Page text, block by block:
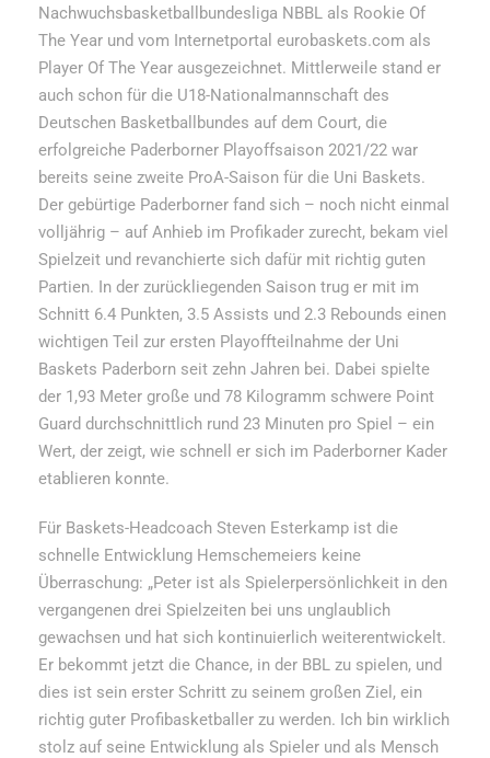
Nachwuchsbasketballbundesliga NBBL als Rookie Of
The Year und vom Internetportal eurobaskets.com als
Player Of The Year ausgezeichnet. Mittlerweile stand er
auch schon für die U18-Nationalmannschaft des
Deutschen Basketballbundes auf dem Court, die
erfolgreiche Paderborner Playoffsaison 2021/22 war
bereits seine zweite ProA-Saison für die Uni Baskets.
Der gebürtige Paderborner fand sich – noch nicht einmal
volljährig – auf Anhieb im Profikader zurecht, bekam viel
Spielzeit und revanchierte sich dafür mit richtig guten
Partien. In der zurückliegenden Saison trug er mit im
Schnitt 6.4 Punkten, 3.5 Assists und 2.3 Rebounds einen
wichtigen Teil zur ersten Playoffteilnahme der Uni
Baskets Paderborn seit zehn Jahren bei. Dabei spielte
der 1,93 Meter große und 78 Kilogramm schwere Point
Guard durchschnittlich rund 23 Minuten pro Spiel – ein
Wert, der zeigt, wie schnell er sich im Paderborner Kader
etablieren konnte.
Für Baskets-Headcoach Steven Esterkamp ist die
schnelle Entwicklung Hemschemeiers keine
Überraschung: „Peter ist als Spielerpersönlichkeit in den
vergangenen drei Spielzeiten bei uns unglaublich
gewachsen und hat sich kontinuierlich weiterentwickelt.
Er bekommt jetzt die Chance, in der BBL zu spielen, und
dies ist sein erster Schritt zu seinem großen Ziel, ein
richtig guter Profibasketballer zu werden. Ich bin wirklich
stolz auf seine Entwicklung als Spieler und als Mensch